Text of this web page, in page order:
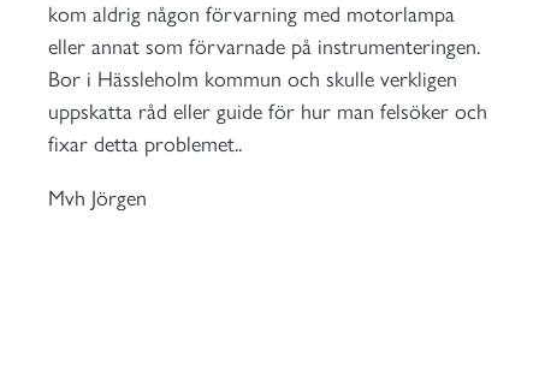
kom aldrig någon förvarning med motorlampa
eller annat som förvarnade på instrumenteringen.
Bor i Hässleholm kommun och skulle verkligen
uppskatta råd eller guide för hur man felsöker och
fixar detta problemet..
Mvh Jörgen